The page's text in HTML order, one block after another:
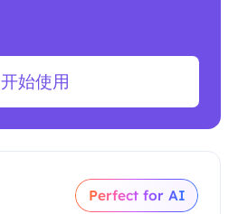
开始使用
Perfect for AI